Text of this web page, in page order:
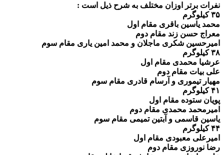
نفرات برتر اوزان مختلف به شرح ذيل است :
۳۵ کیلوگرم
محمد یاسین باقری مقام اول
معراج حسن زند مقام دوم
امیرحسین شکری ماجلان و محمد امین یاری مقام سوم
۳۸ کیلوگرم
عرشیا محمدی مقام اول
علی بیات مقام دوم
مهیار تیموری و آرسام قادری مقام سوم
۴۱ کیلوگرم
پویان ستوده مقام اول
امیرمحمد محمدی مقام دوم
یاسین قاسمی و آبتین تمیمی مقام سوم
۴۴ کیلوگرم
امیرعلی معبودی مقام اول
رضا نوروزی مقام دوم